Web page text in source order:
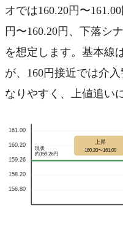
オでは160.20円〜
円〜160.20円、下落シ
を想定します。基本線
が、160円接近では介
なりやすく、上値追い
161.00
160.20
159.26
158.20
156.80
現状
約159.26円
上昇
160.20〜161.00